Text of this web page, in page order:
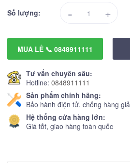
Số lượng: - +
MUA LẺ 📞 0848911111
Tư vấn chuyên sâu:
Hotline: 0848911111
Sản phẩm chính hãng:
Bảo hành điện tử, chống hàng giả
Hệ thống cửa hàng lớn:
Giá tốt, giao hàng toàn quốc